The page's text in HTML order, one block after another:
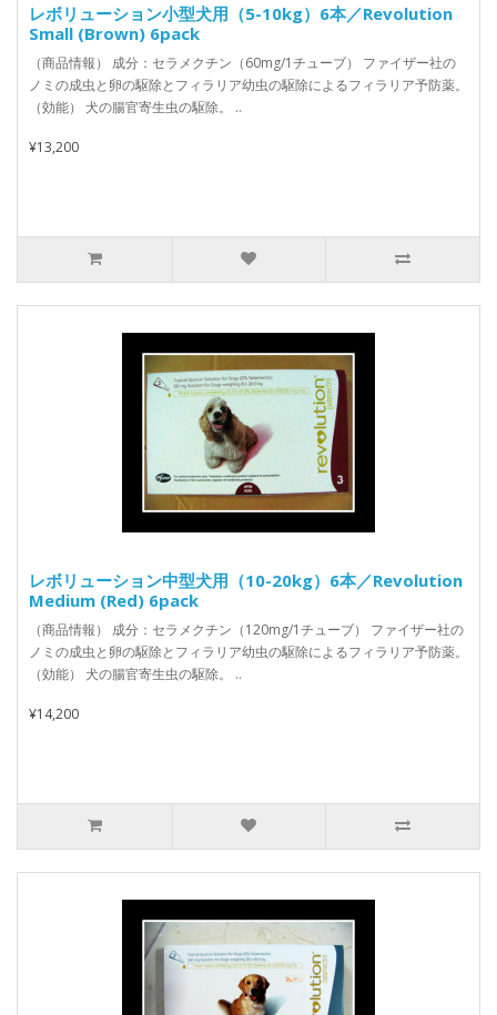
レボリューション小型犬用（5-10kg）6本／Revolution
Small (Brown) 6pack
（商品情報） 成分：セラメクチン（60mg/1チューブ） ファイザー社の
ノミの成虫と卵の駆除とフィラリア幼虫の駆除によるフィラリア予防薬。
（効能） 犬の腸官寄生虫の駆除。 ..
¥13,200
レボリューション中型犬用（10-20kg）6本／Revolution
Medium (Red) 6pack
（商品情報） 成分：セラメクチン（120mg/1チューブ） ファイザー社の
ノミの成虫と卵の駆除とフィラリア幼虫の駆除によるフィラリア予防薬。
（効能） 犬の腸官寄生虫の駆除。 ..
¥14,200